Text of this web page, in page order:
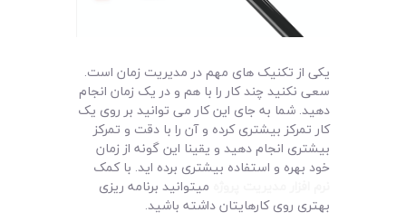
یکی از تکنیک های مهم در مدیریت زمان است.
سعی نکنید چند کار را با هم و در یک زمان انجام
دهید. شما به جای این کار می توانید بر روی یک
کار تمرکز بیشتری کرده و آن را با دقت و تمرکز
بیشتری انجام دهید و یقینا این گونه از زمان
خود بهره و استفاده بیشتری برده اید. با کمک
میتوانید برنامه ریزی
بهتری روی کارهایتان داشته باشید.